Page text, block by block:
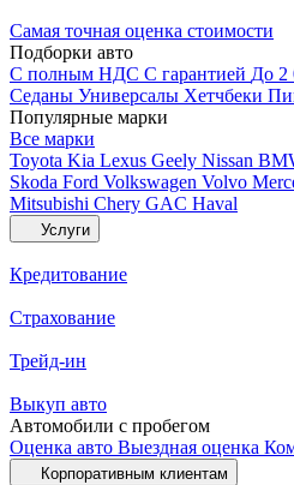
Самая точная оценка стоимости
Подборки авто
С полным НДС С гарантией До 2
Седаны Универсалы Хетчбеки
Популярные марки
Все марки
Toyota Kia Lexus Geely Nissan
Skoda Ford Volkswagen Volvo
Mitsubishi Chery GAC Haval
Услуги
Кредитование
Страхование
Трейд-ин
Выкуп авто
Автомобили с пробегом
Оценка авто Выездная оценка
Корпоративным клиентам